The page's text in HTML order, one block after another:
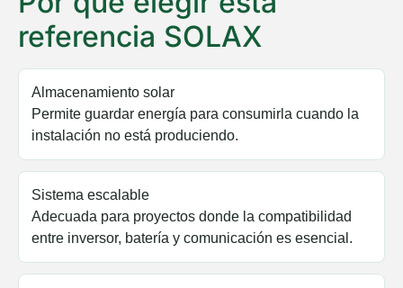
referencia SOLAX
Almacenamiento solar
Permite guardar energía para consumirla cuando la
instalación no está produciendo.
Sistema escalable
Adecuada para proyectos donde la compatibilidad
entre inversor, batería y comunicación es esencial.